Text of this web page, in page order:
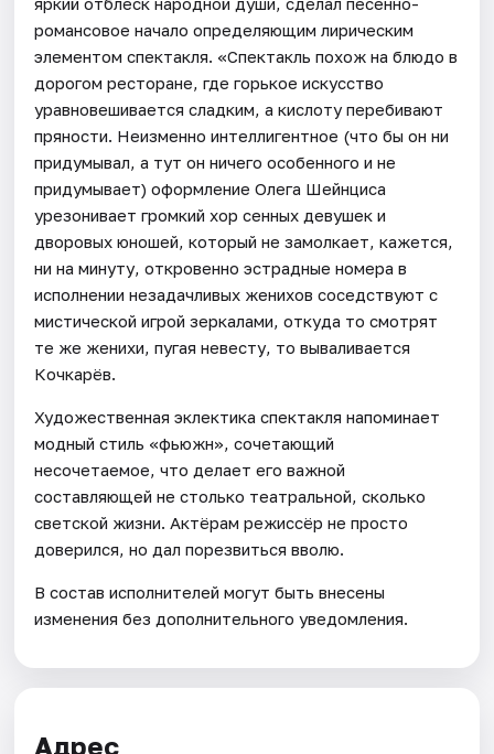
романсовое начало определяющим лирическим
элементом спектакля. «Спектакль похож на блюдо в
дорогом ресторане, где горькое искусство
уравновешивается сладким, а кислоту перебивают
пряности. Неизменно интеллигентное (что бы он ни
придумывал, а тут он ничего особенного и не
придумывает) оформление Олега Шейнциса
урезонивает громкий хор сенных девушек и
дворовых юношей, который не замолкает, кажется,
ни на минуту, откровенно эстрадные номера в
исполнении незадачливых женихов соседствуют с
мистической игрой зеркалами, откуда то смотрят
те же женихи, пугая невесту, то вываливается
Кочкарёв.
Художественная эклектика спектакля напоминает
модный стиль «фьюжн», сочетающий
несочетаемое, что делает его важной
составляющей не столько театральной, сколько
светской жизни. Актёрам режиссёр не просто
доверился, но дал порезвиться вволю.
В состав исполнителей могут быть внесены
изменения без дополнительного уведомления.
Адрес